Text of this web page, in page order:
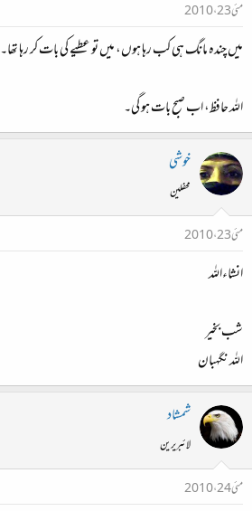
مئی 23، 2010
میں چندہ مانگ ہی کب رہا ہوں، میں تو عطیے کی بات کر رہا تھا۔
اللہ حافظ، اب صبح بات ہو گی۔
خوشی
محفلین
مئی 23، 2010
انشاءاللہ
شب بخیر
اللہ نگہبان
شمشاد
لائبریرین
مئی 24، 2010